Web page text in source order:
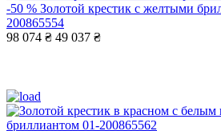
-50 % Золотой крестик с желтыми
200865554
98 074 ₴ 49 037 ₴